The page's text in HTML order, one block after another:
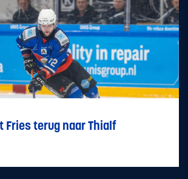
Fries terug naar Thialf